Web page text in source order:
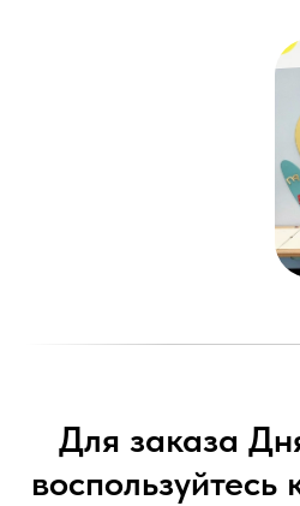
Для заказа